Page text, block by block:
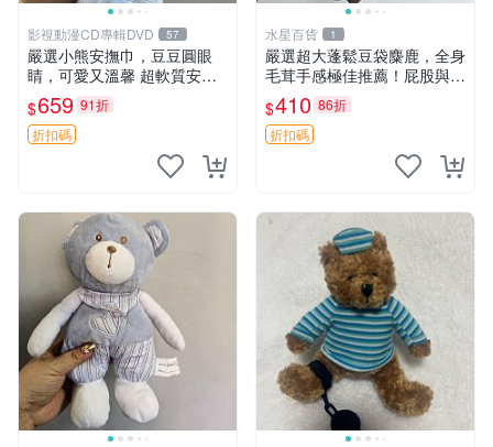
影視動漫CD專輯DVD 57
嚴選小熊安撫巾，豆豆圓眼
睛，可愛又溫馨 超軟質安撫
巾，豆豆設計，哄睡好幫手
約克豆豆眼安撫巾 數碼豆豆
眼
$659 91折
折扣碼
水星百貨 1
嚴選超大蓬鬆豆袋麋鹿，全身
毛茸手感極佳推薦！屁股與四
肢填充均勻，適合收藏與孩童
共賞。 麋鹿 豆袋 毛茸玩具
$410 86折
折扣碼